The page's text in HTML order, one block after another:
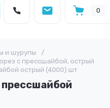
0
и шурупы
/
с прессшайбой, острый
острый (4000) шт